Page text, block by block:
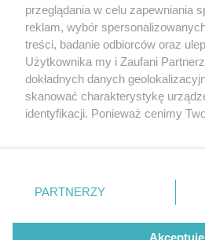
1 / 0
Nie zapomnij
zapoznać się z:
polityką prywatności regulamin
Twojemiasto
Piekary Śląskie
Chorzów
Tarnowskie Góry
Gliwice
przeglądania w celu zapewniania
reklam, wybór
treści, badanie odbiorców oraz
Użytkownika my i Zaufani
dokładnych danych
skanować charakterystykę
identyfikacji. Ponieważ cenimy
prywatności znajdujący się w
. Niektóre rodzaje
zgody użytkownika, ale masz
takiemu przetwarzaniu. Preferencje
PARTNERZY
Akceptuję